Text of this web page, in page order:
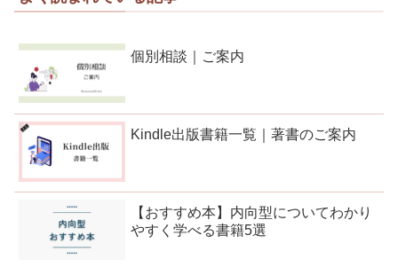
個別相談｜ご案内
Kindle出版書籍一覧｜著書のご案内
【おすすめ本】内向型についてわかり
やすく学べる書籍5選